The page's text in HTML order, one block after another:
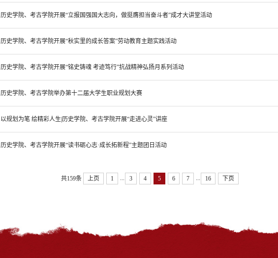
历史学院、考古学院开展“立报国强国大志向，做挺膺担当奋斗者”成才大讲堂活动
历史学院、考古学院开展“秋实里的成长答案”劳动教育主题实践活动
历史学院、考古学院开展“铭史铸魂 考迹笃行”抗战精神弘扬月系列活动
历史学院、考古学院举办第十二届大学生职业规划大赛
以规划为笔 绘精彩人生|历史学院、考古学院开展“走进心灵”讲座
历史学院、考古学院开展“读书砺心志·成长拓新程”主题团日活动
共159条 上页 1 3 4 5 6 7 16 下页